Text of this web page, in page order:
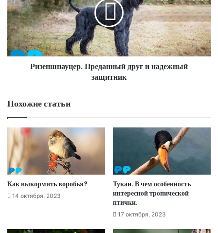
Ризеншнауцер. Преданный друг и надежный
защитник
Похожие статьи
Как выкормить воробья?
14 октября, 2023
Тукан. В чем особенность
интересной тропической
птички.
17 октября, 2023